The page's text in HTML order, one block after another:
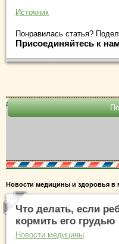
Источник
Понравилась статья?
Присоединяйтесь к
Новости медицины и здоровья в
Что делать, если
кормить его грудью
Новости медицины